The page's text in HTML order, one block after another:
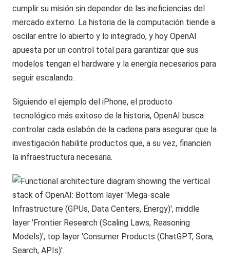
cumplir su misión sin depender de las ineficiencias del
mercado externo. La historia de la computación tiende a
oscilar entre lo abierto y lo integrado, y hoy OpenAI
apuesta por un control total para garantizar que sus
modelos tengan el hardware y la energía necesarios para
seguir escalando.
Siguiendo el ejemplo del iPhone, el producto
tecnológico más exitoso de la historia, OpenAI busca
controlar cada eslabón de la cadena para asegurar que la
investigación habilite productos que, a su vez, financien
la infraestructura necesaria.